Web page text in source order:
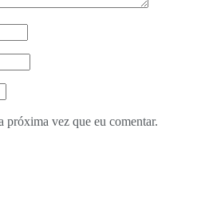
próxima vez que eu comentar.